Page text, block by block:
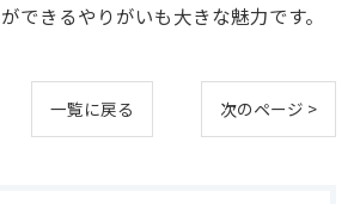
できるやりがいも大きな魅力です。
一覧に戻る 次のページ >